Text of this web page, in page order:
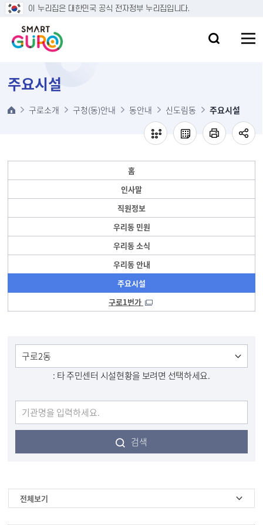
본문 바로가기
이 누리집은 대한민국 공식 전자정부 누리집입니다.
주요시설
구로소개 구청(동)안내 동안내 신도림동 주요시설
홈
인사말
직원정보
우리동 민원
우리동 소식
우리동 안내
주요시설
구로1번가
: 타 주민센터 시설현황을 보려면 선택하세요.
검색
전체보기